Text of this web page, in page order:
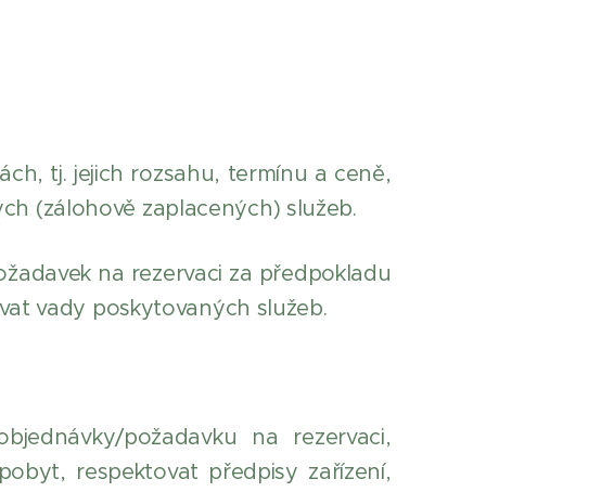
tj. jejich rozsahu, termínu a ceně,
(zálohově zaplacených) služeb.
na rezervaci za předpokladu
vady poskytovaných služeb.
požadavku na rezervaci,
respektovat předpisy zařízení,